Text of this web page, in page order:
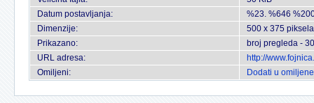
Datum postavljanja:
%23. %646
Dimenzije:
500 x 375 piksela
Prikazano:
broj pregleda -
URL adresa:
http://
Omiljeni:
Dodati u omiljene